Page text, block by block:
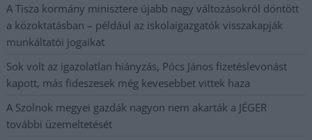
A Tisza kormány minisztere újabb nagy változásokról döntött
a közoktatásban – például az iskolaigazgatók visszakapják
munkáltatói jogaikat
Sok volt az igazolatlan hiányzás, Pócs János fizetéslevonást
kapott, más fideszesek még kevesebbet vittek haza
A Szolnok megyei gazdák nagyon nem akarták a JÉGER
további üzemeltetését